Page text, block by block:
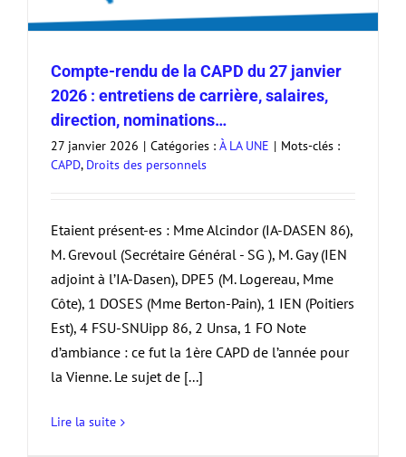
Compte-rendu de la CAPD du 27 janvier
2026 : entretiens de carrière, salaires,
direction, nominations…
27 janvier 2026 | Catégories : À LA UNE | Mots-clés :
CAPD, Droits des personnels
Etaient présent-es : Mme Alcindor (IA-DASEN 86),
M. Grevoul (Secrétaire Général - SG ), M. Gay (IEN
adjoint à l’IA-Dasen), DPE5 (M. Logereau, Mme
Côte), 1 DOSES (Mme Berton-Pain), 1 IEN (Poitiers
Est), 4 FSU-SNUipp 86, 2 Unsa, 1 FO Note
d’ambiance : ce fut la 1ère CAPD de l’année pour
la Vienne. Le sujet de [...]
Lire la suite